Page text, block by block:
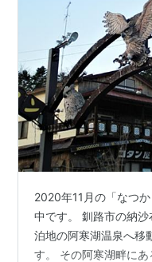
2020年11月の「なつ
中です。 釧路市の納
泊地の阿寒湖温泉へ移
す。 その阿寒湖畔に